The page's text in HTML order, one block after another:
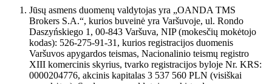
Jūsų asmens duomenų valdytojas yra „OANDA TMS
Brokers S.A.“, kurios buveinė yra Varšuvoje, ul. Rondo
Daszyńskiego 1, 00-843 Varšuva, NIP (mokesčių mokėtojo
kodas): 526-275-91-31, kurios registracijos duomenis
Varšuvos apygardos teismas, Nacionalinio teismų registro
XIII komercinis skyrius, tvarko registracijos byloje Nr. KRS:
0000204776, akcinis kapitalas 3 537 560 PLN (visiškai